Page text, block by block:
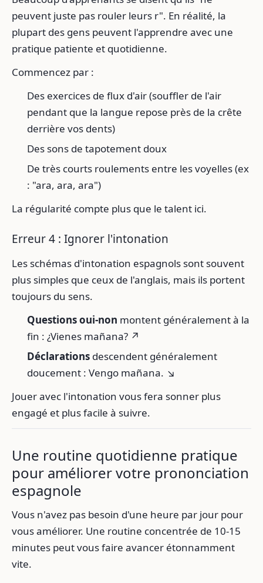
peuvent juste pas rouler leurs r". En réalité, la
plupart des gens peuvent l'apprendre avec une
pratique patiente et quotidienne.
Commencez par :
Des exercices de flux d'air (souffler de l'air
pendant que la langue repose près de la crête
derrière vos dents)
Des sons de tapotement doux
De très courts roulements entre les voyelles (ex
: "ara, ara, ara")
La régularité compte plus que le talent ici.
Erreur 4 : Ignorer l'intonation
Les schémas d'intonation espagnols sont souvent
plus simples que ceux de l'anglais, mais ils portent
toujours du sens.
Questions oui-non montent généralement à la
fin : ¿Vienes mañana? ↗
Déclarations descendent généralement
doucement : Vengo mañana. ↘
Jouer avec l'intonation vous fera sonner plus
engagé et plus facile à suivre.
Une routine quotidienne pratique
pour améliorer votre prononciation
espagnole
Vous n'avez pas besoin d'une heure par jour pour
vous améliorer. Une routine concentrée de 10-15
minutes peut vous faire avancer étonnamment
vite.